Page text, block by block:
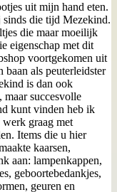
uit mijn hand eten.
die tijd Mezekind.
die maar moeilijk
eigenschap met dit
voortgekomen uit
als peuterleidster
is dan ook
maar succesvolle
kunt vinden heb ik
graag met
Items die u hier
kaarsen,
aan: lampenkappen,
geboortebedankjes,
geuren en